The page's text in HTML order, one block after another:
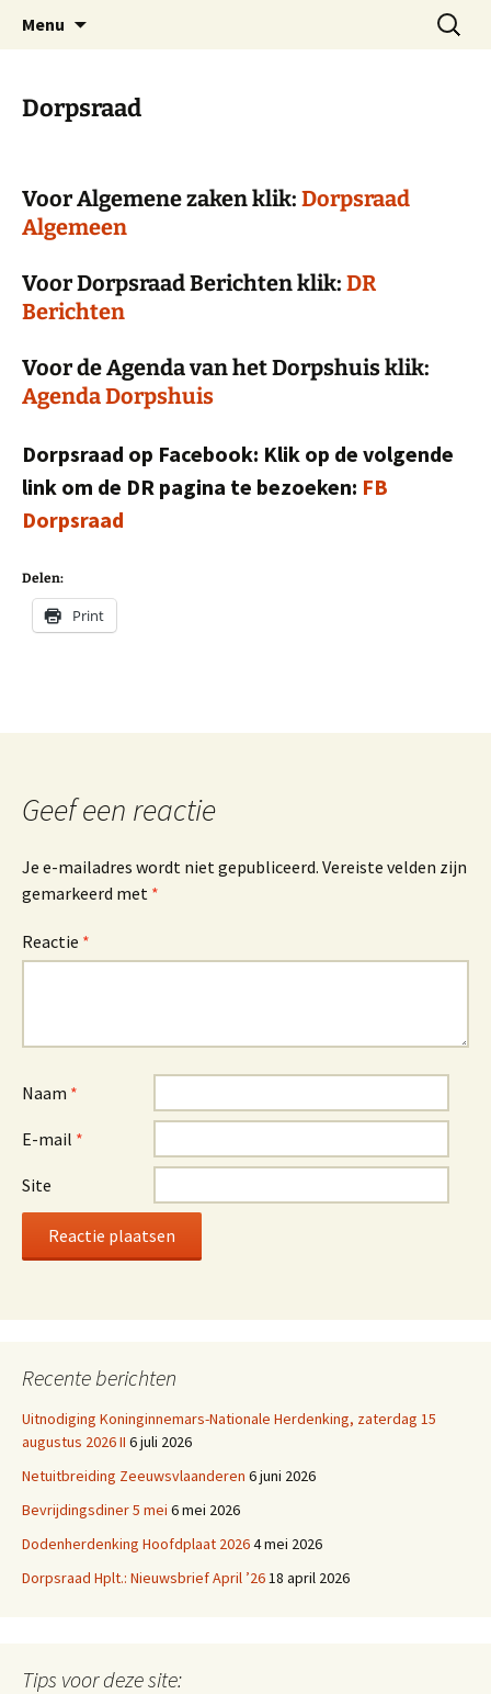
Hoofdplaat.com
Dorp achter de dijk
Menu
Zoeken
naar:
Dorpsraad
Voor Algemene zaken klik: Dorpsraad
Algemeen
Voor Dorpsraad Berichten klik: DR
Berichten
Voor de Agenda van het Dorpshuis klik:
Agenda Dorpshuis
Dorpsraad op Facebook: Klik op de volgende
link om de DR pagina te bezoeken: FB
Dorpsraad
Delen:
Print
Geef een reactie
Je e-mailadres wordt niet gepubliceerd. Vereiste velden zijn
gemarkeerd met *
Reactie *
Naam *
E-mail *
Site
Recente berichten
Uitnodiging Koninginnemars-Nationale Herdenking, zaterdag 15
augustus 2026 II 6 juli 2026
Netuitbreiding Zeeuwsvlaanderen 6 juni 2026
Bevrijdingsdiner 5 mei 6 mei 2026
Dodenherdenking Hoofdplaat 20264 mei 2026
Dorpsraad Hplt.: Nieuwsbrief April ’2618 april 2026
Tips voor deze site: